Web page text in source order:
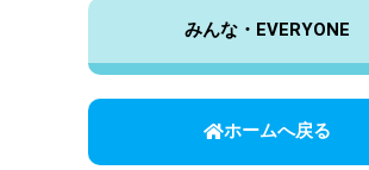
みんな・EVERYONE
ホームへ戻る